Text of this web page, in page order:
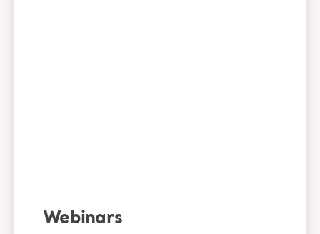
Webinars